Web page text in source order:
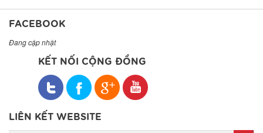
FACEBOOK
Đang cập nhật
KẾT NỐI CỘNG ĐỒNG
LIÊN KẾT WEBSITE